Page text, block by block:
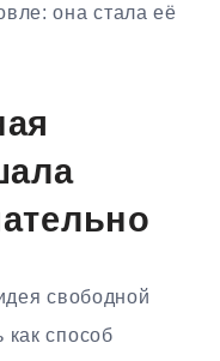
она стала её
свободной
как способ